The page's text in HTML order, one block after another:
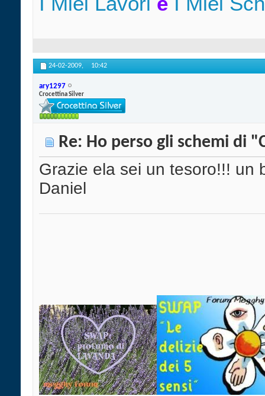
24-02-2009, 10:42
ary1297
Crocettina Silver
Re: Ho perso gli schemi di
Grazie ela sei un tesoro!!! un
Daniel